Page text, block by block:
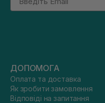
ДОПОМОГА
Оплата та доставка
Як зробити замовлення
Відповіді на запитання